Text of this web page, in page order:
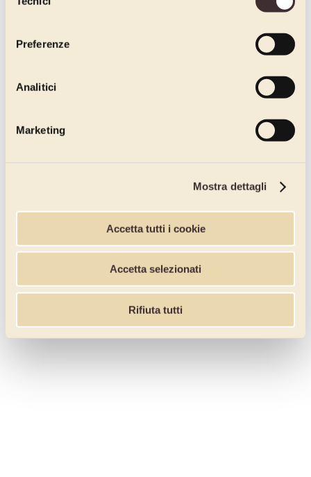
del
Preferenze
Analitici
Marketing
Mostra dettagli
Accetta tutti i cookie
Accetta selezionati
Rifiuta tutti